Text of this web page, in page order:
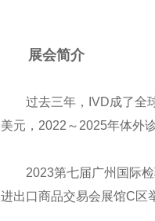
展会简介
过去三年， IVD成了全
美元， 2022 ～ 2025年体外
2023第七届广州国际
进出口商品交易会展馆C区